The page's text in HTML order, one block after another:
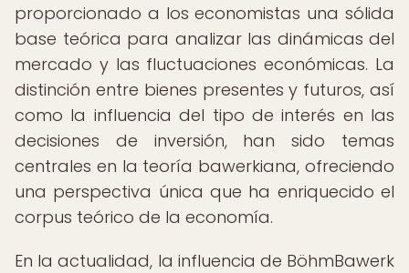
proporcionado a los economistas una sólida
base teórica para analizar las dinámicas del
mercado y las fluctuaciones económicas. La
distinción entre bienes presentes y futuros, así
como la influencia del tipo de interés en las
decisiones de inversión, han sido temas
centrales en la teoría bawerkiana, ofreciendo
una perspectiva única que ha enriquecido el
corpus teórico de la economía.
En la actualidad, la influencia de BöhmBawerk